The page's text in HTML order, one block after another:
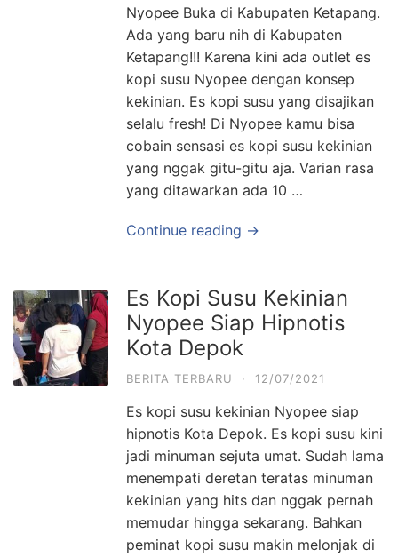
Nyopee Buka di Kabupaten Ketapang.
Ada yang baru nih di Kabupaten
Ketapang!!! Karena kini ada outlet es
kopi susu Nyopee dengan konsep
kekinian. Es kopi susu yang disajikan
selalu fresh! Di Nyopee kamu bisa
cobain sensasi es kopi susu kekinian
yang nggak gitu-gitu aja. Varian rasa
yang ditawarkan ada 10 …
Continue reading →
Es Kopi Susu Kekinian
Nyopee Siap Hipnotis
Kota Depok
BERITA TERBARU · 12/07/2021
Es kopi susu kekinian Nyopee siap
hipnotis Kota Depok. Es kopi susu kini
jadi minuman sejuta umat. Sudah lama
menempati deretan teratas minuman
kekinian yang hits dan nggak pernah
memudar hingga sekarang. Bahkan
peminat kopi susu makin melonjak di